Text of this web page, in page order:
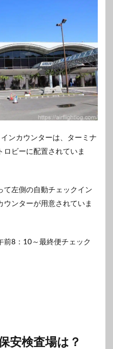
ンカウンターは、ターミナ
ロビーに配置されていま
て左側の自動チェックイン
ンターが用意されていま
前8：10～最終便チェック
安検査場は？